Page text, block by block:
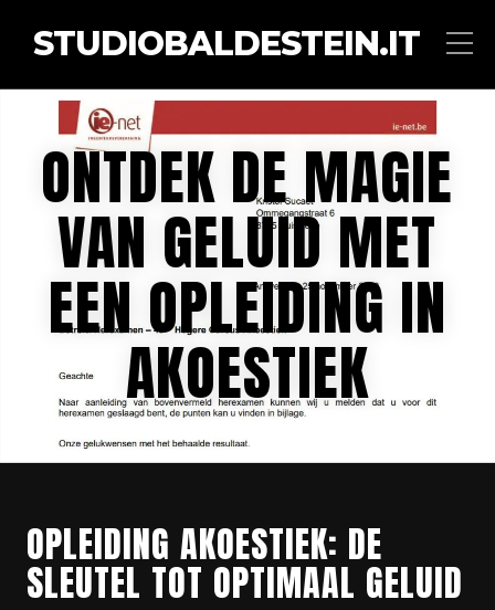
STUDIOBALDESTEIN.IT
ONTDEK DE MAGIE
VAN GELUID MET
EEN OPLEIDING IN
AKOESTIEK
OPLEIDING AKOESTIEK: DE
SLEUTEL TOT OPTIMAAL GELUID